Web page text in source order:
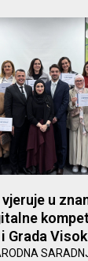
u
Grada